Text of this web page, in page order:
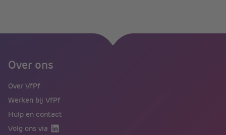
Over ons
Over VfPf
Werken bij VfPf
Hulp en contact
Volg ons via